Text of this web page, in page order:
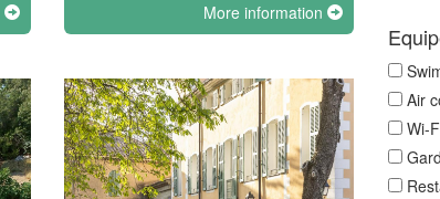
More information
Air
Wi-